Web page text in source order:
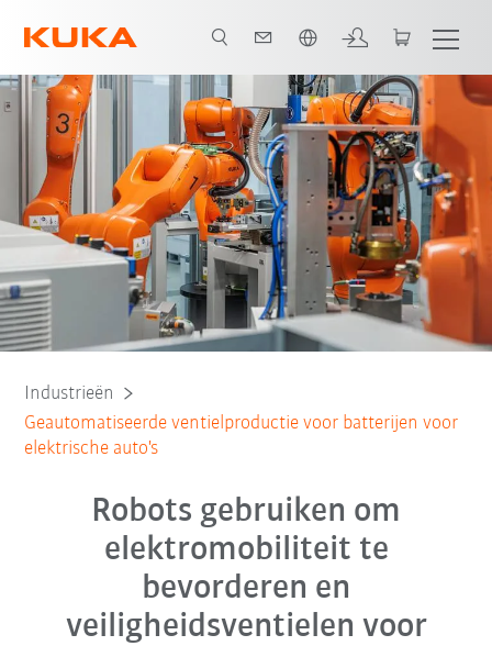
grijpen Grijperprecisie Systeem Partner Alle systeempartners
Industrieën
Geautomatiseerde ventielproductie voor batterijen voor
elektrische auto's
Robots gebruiken om
elektromobiliteit te
bevorderen en
veiligheidsventielen voor